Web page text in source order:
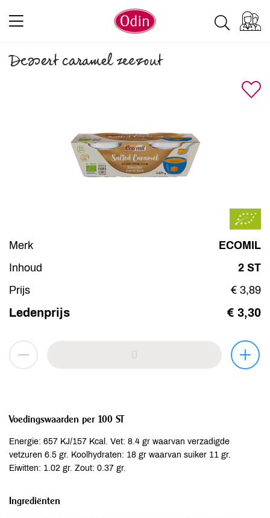
Dessert caramel zeezout
Merk
ECOMIL
Inhoud
2 ST
Prijs
€ 3,89
Ledenprijs € 3,30
Voedingswaarden per 100 ST
Energie: 657 KJ/157 Kcal. Vet: 8.4 gr waarvan verzadigde
vetzuren 6.5 gr. Koolhydraten: 18 gr waarvan suiker 11 gr.
Eiwitten: 1.02 gr. Zout: 0.37 gr.
Ingrediënten